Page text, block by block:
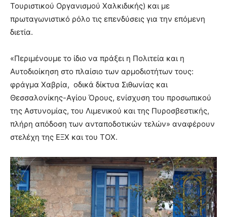
Τουριστικού Οργανισμού Χαλκιδικής) και με
πρωταγωνιστικό ρόλο τις επενδύσεις για την επόμενη
διετία.
«Περιμένουμε το ίδιο να πράξει η Πολιτεία και η
Αυτοδιοίκηση στο πλαίσιο των αρμοδιοτήτων τους:
φράγμα Χαβρία, οδικά δίκτυα Σιθωνίας και
Θεσσαλονίκης-Αγίου Όρους, ενίσχυση του προσωπικού
της Αστυνομίας, του Λιμενικού και της Πυροσβεστικής,
πλήρη απόδοση των ανταποδοτικών τελών» αναφέρουν
στελέχη της ΕΞΧ και του ΤΟΧ.